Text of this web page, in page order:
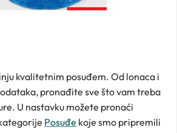
kvalitetnim posuđem. Od lonaca i
pronađite sve što vam treba
U nastavku možete pronaći
Posuđe koje smo pripremili